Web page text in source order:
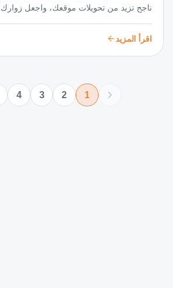
ناجح تزيد من تحويلات موقعك، واجعل زوارك
الرقمية!
اقرأ المزيد
1
2
3
4